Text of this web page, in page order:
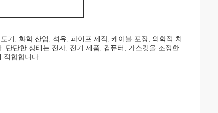
기, 화학 산업, 석유, 파이프 제작, 케이블 포장, 의학적 치
단단한 상태는 전자, 전기 제품, 컴퓨터, 가스킷을 조정한
적합합니다.